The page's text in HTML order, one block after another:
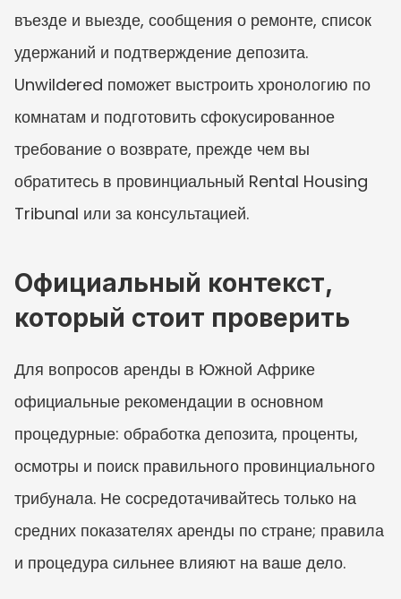
въезде и выезде, сообщения о ремонте, список
удержаний и подтверждение депозита.
Unwildered поможет выстроить хронологию по
комнатам и подготовить сфокусированное
требование о возврате, прежде чем вы
обратитесь в провинциальный Rental Housing
Tribunal или за консультацией.
Официальный контекст,
который стоит проверить
Для вопросов аренды в Южной Африке
официальные рекомендации в основном
процедурные: обработка депозита, проценты,
осмотры и поиск правильного провинциального
трибунала. Не сосредотачивайтесь только на
средних показателях аренды по стране; правила
и процедура сильнее влияют на ваше дело.